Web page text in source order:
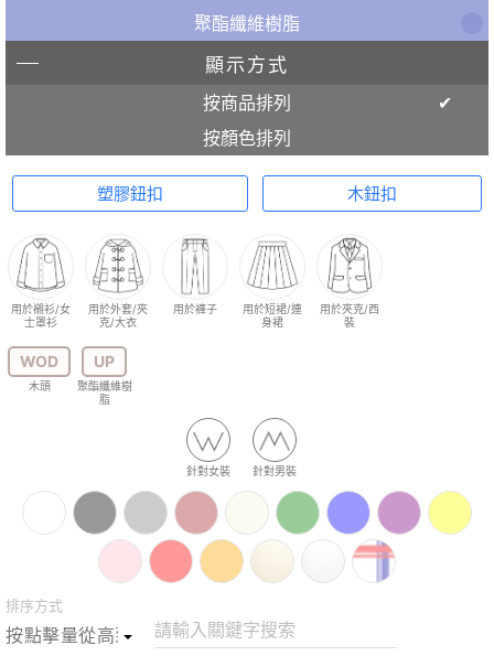
聚酯纖維樹脂
顯示方式
按商品排列
按顏色排列
塑膠鈕扣 木鈕扣
用於襯衫/女
士罩衫
用於外套/夾
克/大衣
用於褲子
用於短裙/連
身裙
用於夾克/西
裝
WOD
木頭
UP
聚酯纖維樹
脂
針對女裝 針對男裝
排序方式
請輸入關鍵字搜索